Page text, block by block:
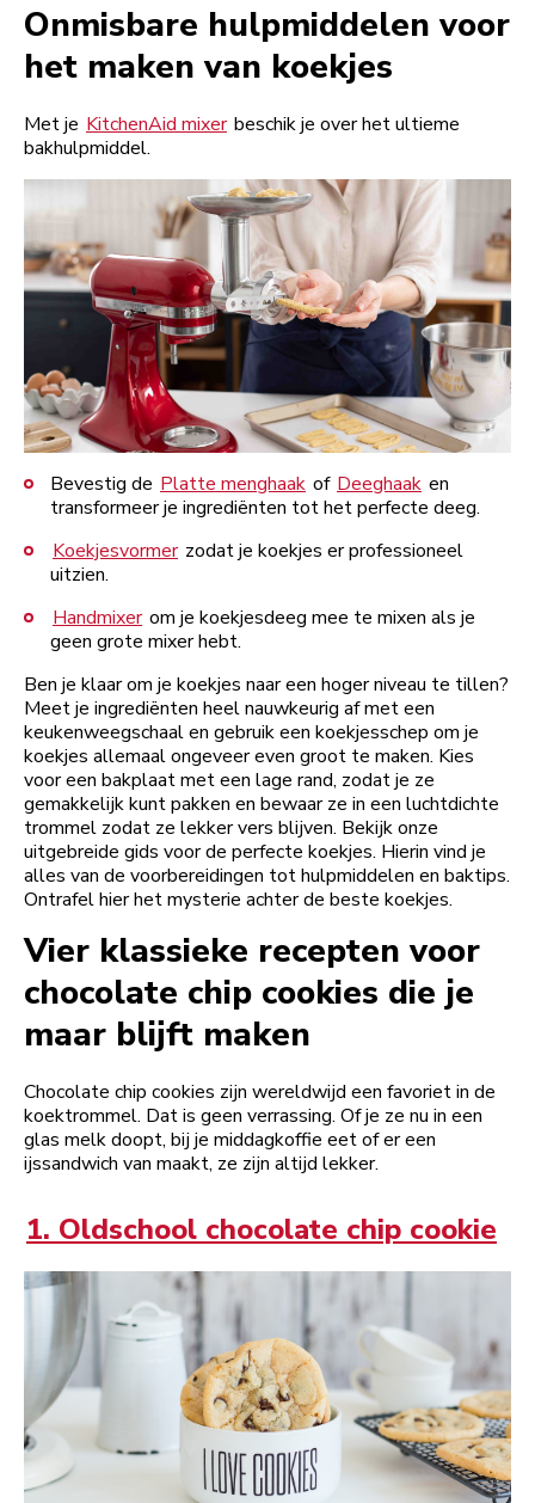
Onmisbare hulpmiddelen voor
het maken van koekjes
Met je KitchenAid mixer beschik je over het ultieme
bakhulpmiddel.
Bevestig de Platte menghaak of Deeghaak en
transformeer je ingrediënten tot het perfecte deeg.
Koekjesvormer zodat je koekjes er professioneel
uitzien.
Handmixer om je koekjesdeeg mee te mixen als je
geen grote mixer hebt.
Ben je klaar om je koekjes naar een hoger niveau te tillen?
Meet je ingrediënten heel nauwkeurig af met een
keukenweegschaal en gebruik een koekjesschep om je
koekjes allemaal ongeveer even groot te maken. Kies
voor een bakplaat met een lage rand, zodat je ze
gemakkelijk kunt pakken en bewaar ze in een luchtdichte
trommel zodat ze lekker vers blijven. Bekijk onze
uitgebreide gids voor de perfecte koekjes. Hierin vind je
alles van de voorbereidingen tot hulpmiddelen en baktips.
Ontrafel hier het mysterie achter de beste koekjes.
Vier klassieke recepten voor
chocolate chip cookies die je
maar blijft maken
Chocolate chip cookies zijn wereldwijd een favoriet in de
koektrommel. Dat is geen verrassing. Of je ze nu in een
glas melk doopt, bij je middagkoffie eet of er een
ijssandwich van maakt, ze zijn altijd lekker.
1. Oldschool chocolate chip cookie